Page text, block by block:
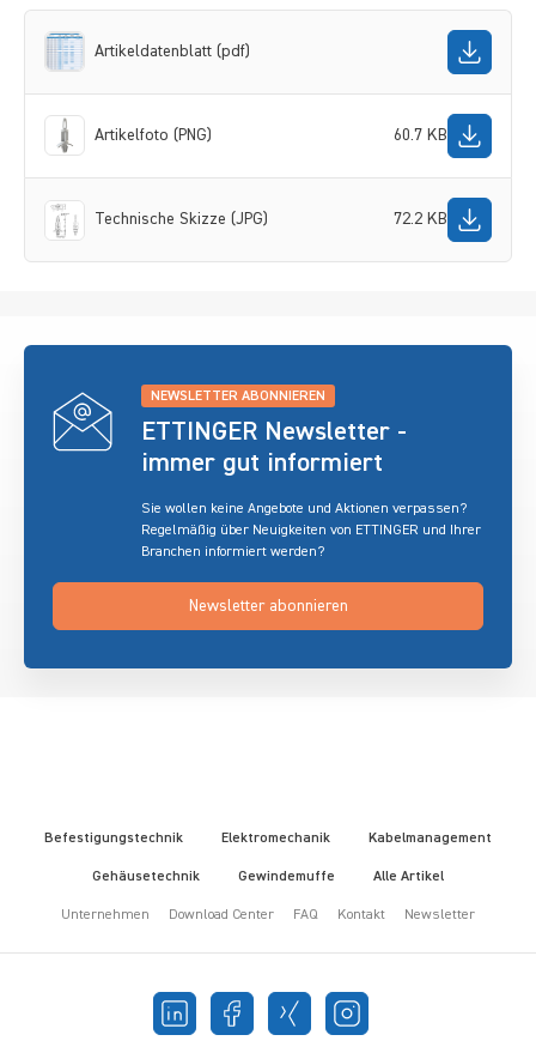
Artikeldatenblatt (pdf)
Artikelfoto (PNG) 60.7 KB
Technische Skizze (JPG) 72.2 KB
NEWSLETTER ABONNIEREN
ETTINGER Newsletter -
immer gut informiert
Sie wollen keine Angebote und Aktionen verpassen?
Regelmäßig über Neuigkeiten von ETTINGER und Ihrer
Branchen informiert werden?
Newsletter abonnieren
Befestigungstechnik Elektromechanik Kabelmanagement
Gehäusetechnik Gewindemuffe Alle Artikel
Unternehmen Download Center FAQ Kontakt Newsletter